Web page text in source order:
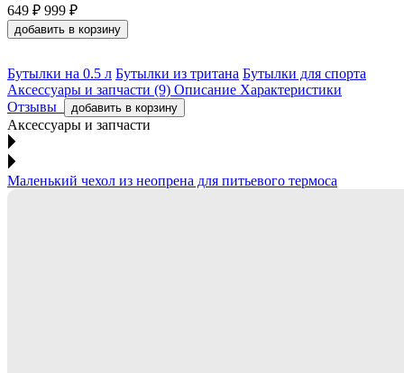
649 ₽ 999 ₽
добавить в корзину
Бутылки на 0.5 л Бутылки из тритана Бутылки для спорта
Аксессуары и запчасти (9) Описание Характеристики
Отзывы
добавить в корзину
Аксессуары и запчасти
Маленький чехол из неопрена для питьевого термоса